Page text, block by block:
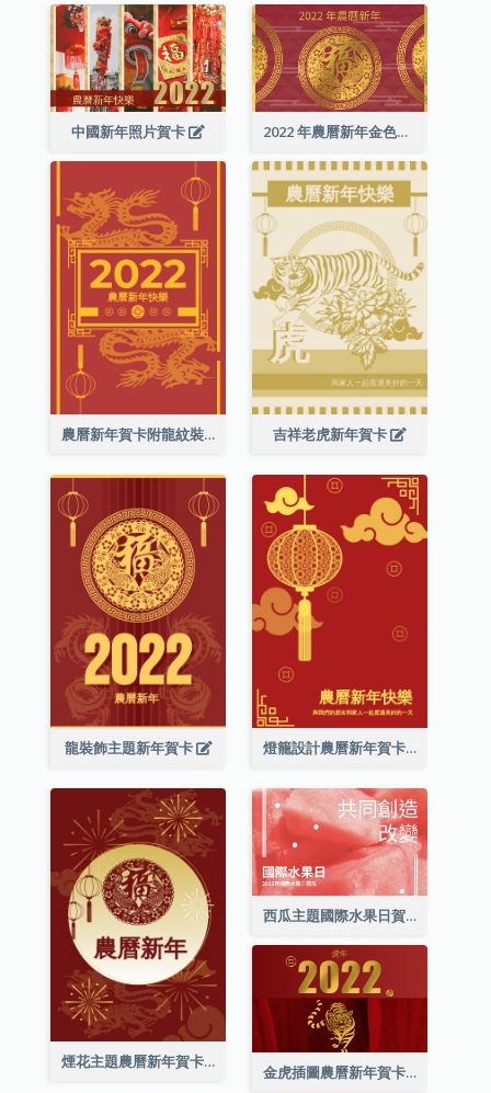
中國新年照片賀卡 2022 年農曆新年金色賀卡
農曆新年賀卡附龍紋裝飾 吉祥老虎新年賀卡
龍裝飾主題新年賀卡 燈籠設計農曆新年賀卡
煙花主題農曆新年賀卡
西瓜主題國際水果日賀卡
金虎插圖農曆新年賀卡